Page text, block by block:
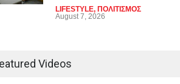
LIFESTYLE, ΠΟΛΙΤΙΣΜΟΣ
August 7, 2026
αφιέρωμα στον πολιτισμό
Videos